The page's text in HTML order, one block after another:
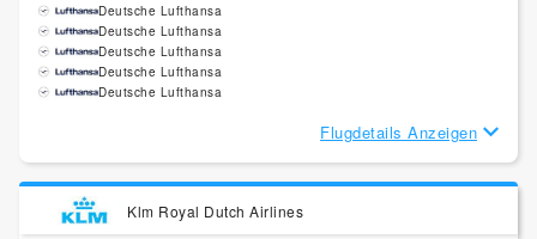
Deutsche Lufthansa
Deutsche Lufthansa
Deutsche Lufthansa
Deutsche Lufthansa
Deutsche Lufthansa
Flugdetails Anzeigen
Klm Royal Dutch Airlines